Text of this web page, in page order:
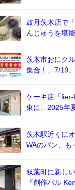
鼓月茨木店で
んじゅうを堪
茨木市おにク
集合！」7/19
ケーキ店「
東に、2025年
茨木駅近くに
WAのパン、も
双葉町に新し
『創作バル